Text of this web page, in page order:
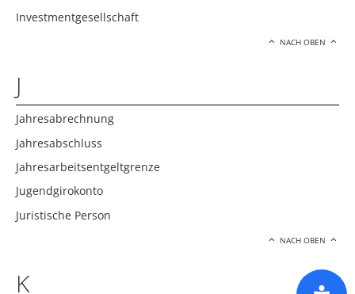
Investmentgesellschaft
NACH OBEN
J
Jahresabrechnung
Jahresabschluss
Jahresarbeitsentgeltgrenze
Jugendgirokonto
Juristische Person
NACH OBEN
K